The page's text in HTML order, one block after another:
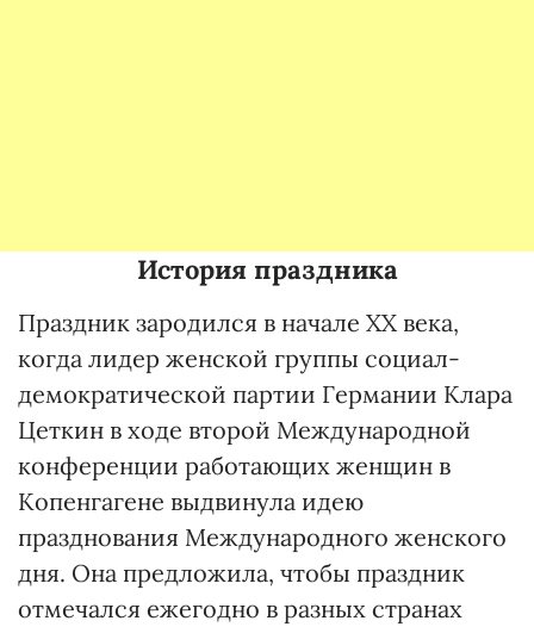
История праздника
Праздник зародился в начале ХХ века,
когда лидер женской группы социал-
демократической партии Германии Клара
Цеткин в ходе второй Международной
конференции работающих женщин в
Копенгагене выдвинула идею
празднования Международного женского
дня. Она предложила, чтобы праздник
отмечался ежегодно в разных странах